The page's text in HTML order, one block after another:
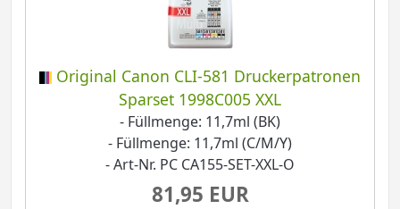
Original Canon CLI-581 Druckerpatronen
Sparset 1998C005 XXL
- Füllmenge: 11,7ml (BK)
- Füllmenge: 11,7ml (C/M/Y)
- Art-Nr. PC CA155-SET-XXL-O
81,95 EUR